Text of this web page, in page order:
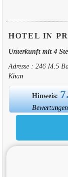
HOTEL IN
Unterkunft mit 4
Adresse : 246 M.5
Khan
Hinweis: